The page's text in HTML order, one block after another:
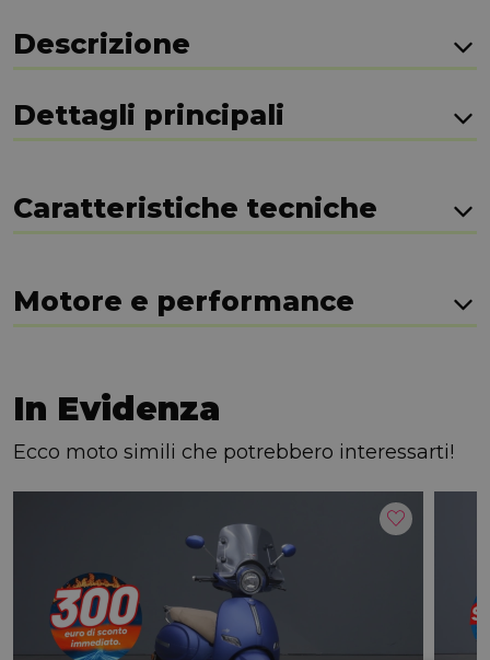
Descrizione
Dettagli principali
Caratteristiche tecniche
Motore e performance
In Evidenza
Ecco moto simili che potrebbero interessarti!